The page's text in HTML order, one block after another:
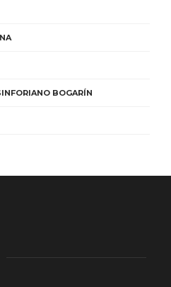
BOGARÍN